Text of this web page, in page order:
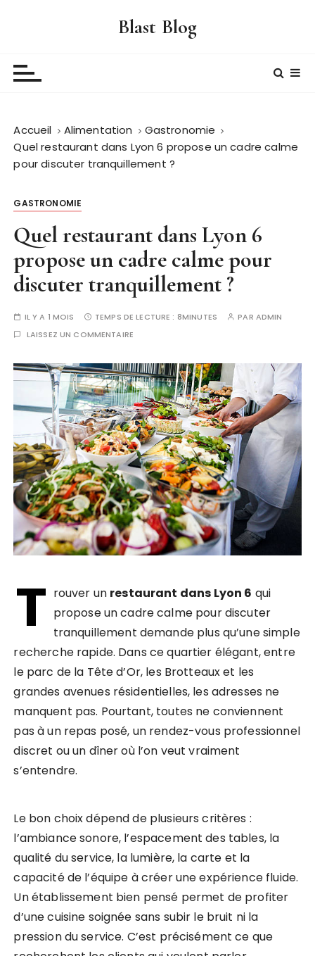
Blast Blog
Accueil Alimentation
Gastronomie
Quel restaurant dans Lyon 6 propose un cadre calme
pour discuter tranquillement ?
GASTRONOMIE
Quel restaurant dans Lyon 6
propose un cadre calme pour
discuter tranquillement ?
IL Y A 1 MOIS TEMPS DE LECTURE : 8MINUTES PAR ADMIN
LAISSEZ UN COMMENTAIRE
T rouver un restaurant dans Lyon 6 qui
propose un cadre calme pour discuter
tranquillement demande plus qu’une simple
recherche rapide. Dans ce quartier élégant, entre
le parc de la Tête d’Or, les Brotteaux et les
grandes avenues résidentielles, les adresses ne
manquent pas. Pourtant, toutes ne conviennent
pas à un repas posé, un rendez-vous professionnel
discret ou un dîner où l’on veut vraiment
s’entendre.
Le bon choix dépend de plusieurs critères :
l’ambiance sonore, l’espacement des tables, la
qualité du service, la lumière, la carte et la
capacité de l’équipe à créer une expérience fluide.
Un établissement bien pensé permet de profiter
d’une cuisine soignée sans subir le bruit ni la
pression du service. C’est précisément ce que